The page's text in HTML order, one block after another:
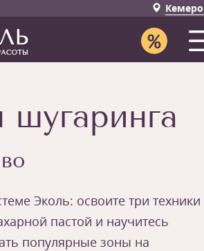
шугаринга
Эколь: освоите три техники
пастой и научитесь
популярные зоны на